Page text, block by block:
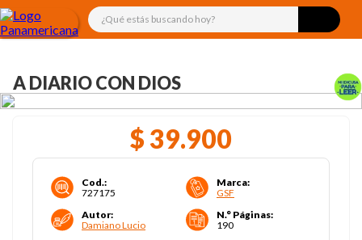
¿Qué estás buscando hoy?
A DIARIO CON DIOS
$ 39.900
Cod.:
727175
Marca:
GSF
Autor:
Damiano Lucio
N.° Páginas:
190